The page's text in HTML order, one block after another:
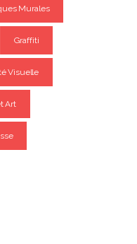
Murales
Graffiti
Visuelle
Art